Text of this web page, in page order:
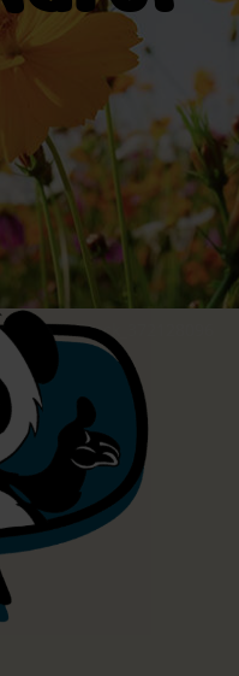
© AdobeStock_372128096